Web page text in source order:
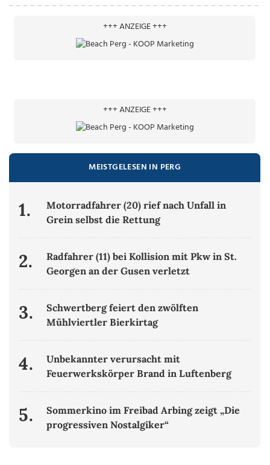
+++ ANZEIGE +++
+++ ANZEIGE +++
MEISTGELESEN IN PERG
1.
Motorradfahrer (20) rief nach Unfall in
Grein selbst die Rettung
2.
Radfahrer (11) bei Kollision mit Pkw in St.
Georgen an der Gusen verletzt
3.
Schwertberg feiert den zwölften
Mühlviertler Bierkirtag
4.
Unbekannter verursacht mit
Feuerwerkskörper Brand in Luftenberg
5.
Sommerkino im Freibad Arbing zeigt „Die
progressiven Nostalgiker“